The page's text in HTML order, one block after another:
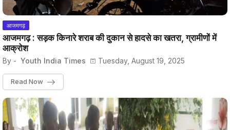
आजमगढ़
आजमगढ़ : सड़क किनारे शराब की दुकान से हादसे का खतरा, ग्रामीणों में
आक्रोश
By - Youth India Times Tuesday, August 19, 2025
Read Now